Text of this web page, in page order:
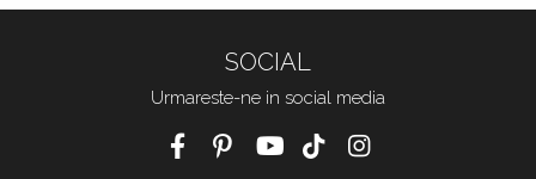
SOCIAL
Urmareste-ne in social media